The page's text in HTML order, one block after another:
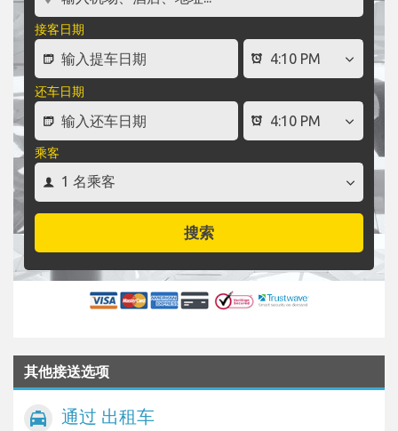
接客日期
还车日期
乘客
搜索
其他接送选项
local_taxi 通过 出租车